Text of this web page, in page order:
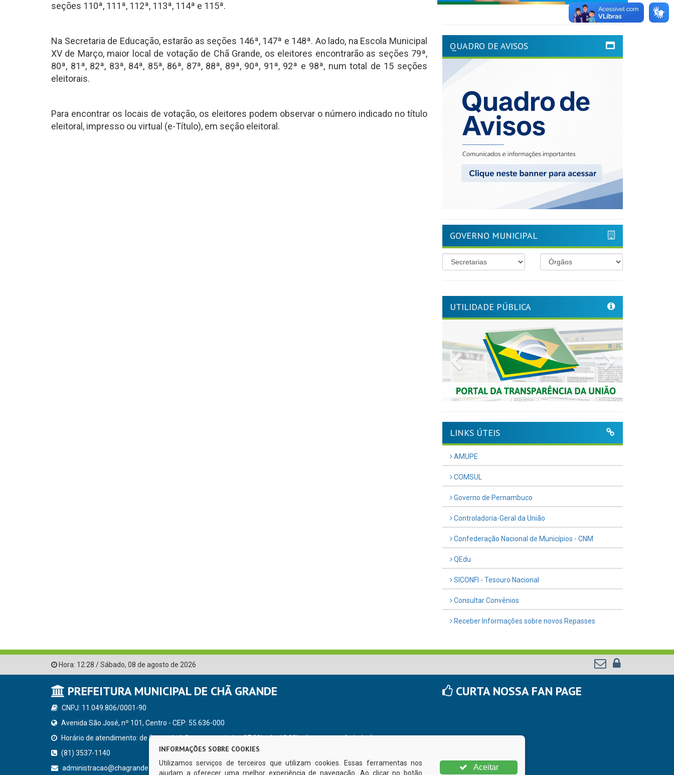
seções 110ª, 111ª, 112ª, 113ª, 114ª e 115ª.
Na Secretaria de Educação, estarão as seções 146ª, 147ª e 148ª. Ao lado, na Escola Municipal
XV de Março, maior local de votação de Chã Grande, os eleitores encontrarão as seções 79ª,
80ª, 81ª, 82ª, 83ª, 84ª, 85ª, 86ª, 87ª, 88ª, 89ª, 90ª, 91ª, 92ª e 98ª, num total de 15 seções
eleitorais.
Para encontrar os locais de votação, os eleitores podem observar o número indicado no título
eleitoral, impresso ou virtual (e-Título), em seção eleitoral.
QUADRO DE AVISOS
GOVERNO MUNICIPAL
UTILIDADE PÚBLICA
Previous
LINKS ÚTEIS
AMUPE
COMSUL
Governo de Pernambuco
Controladoria-Geral da União
Confederação Nacional de Municípios - CNM
QEdu
SICONFI - Tesouro Nacional
Consultar Convênios
Receber Informações sobre novos Repasses
Hora: 12:28 /Sábado, 08 de agosto de 2026
PREFEITURA MUNICIPAL DE CHÃ GRANDE
CNPJ: 11.049.806/0001-90
Avenida São José, nº 101, Centro - CEP: 55.636-000
Horário de atendimento: de Segunda à Sexta, a partir das 07:00hs às 13:00hs (exceto nos feriados)
(81) 3537-1140
administracao@chagrande.pe.gov.br
CURTA NOSSA FAN PAGE
INFORMAÇÕES SOBRE COOKIES
Utilizamos serviços de terceiros que utilizam cookies. Essas ferramentas nos
ajudam a oferecer uma melhor experiência de navegação. Ao clicar no botão
Aceitar